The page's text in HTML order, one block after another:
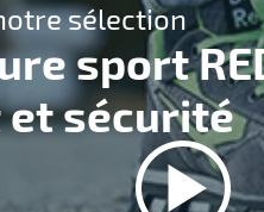
sélection
sport
sécurité